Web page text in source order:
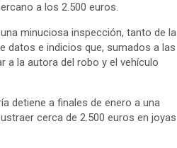
a los 2.500 euros.
minuciosa inspección, tanto de la
datos e indicios que, sumados a las
a la autora del robo y el vehículo
detiene a finales de enero a una
cerca de 2.500 euros en joyas